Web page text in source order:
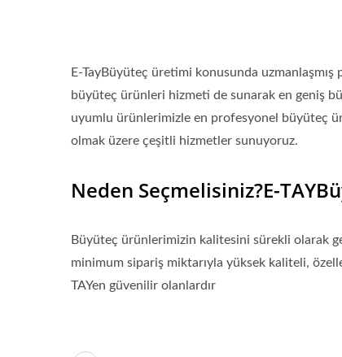
E-TayBüyüteç üretimi konusunda
büyüteç ürünleri hizmeti de sunarak en geniş
uyumlu ürünlerimizle en profesyonel büyüteç
olmak üzere çeşitli hizmetler sunuyoruz.
Neden Seçmelisiniz?E-
Büyüteç ürünlerimizin kalitesini sürekli olarak
minimum sipariş miktarıyla yüksek kaliteli,
TAYen güvenilir olanlardır